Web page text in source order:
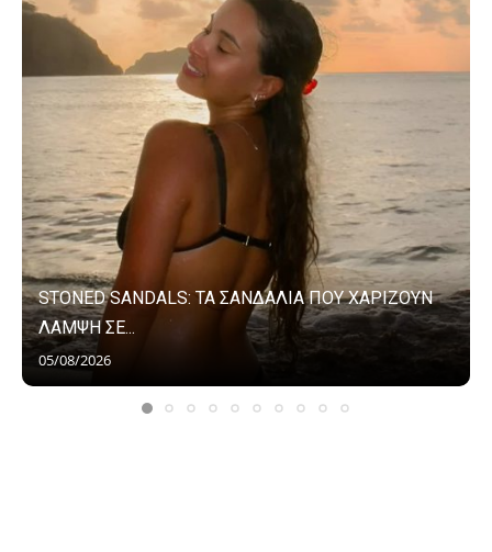
STONED SANDALS: ΤΑ ΣΑΝΔΑΛΙΑ ΠΟΥ ΧΑΡΙΖΟΥΝ
ΛΑΜΨΗ ΣΕ...
05/08/2026